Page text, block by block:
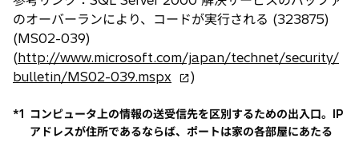
のオーバーランにより、コードが実行される (323875)
(MS02-039)
(http://www.microsoft.com/japan/technet/security/
bulletin/MS02-039.mspx 新
い
タ
)
*1 コンピュータ上の情報の送受信先を区別するための出入口。IP
アドレスが住所であるならば、ポートは家の各部屋にあたる